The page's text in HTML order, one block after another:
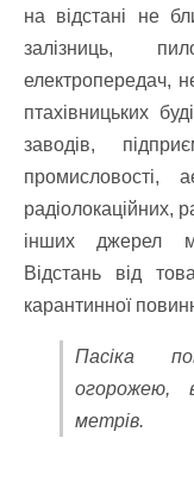
на відстані не
залізниць,
електропередач,
птахівницьких
заводів,
промисловості,
радіолокаційних,
інших джерел
Відстань від
карантинної
Пасіка
огорожею,
метрів.